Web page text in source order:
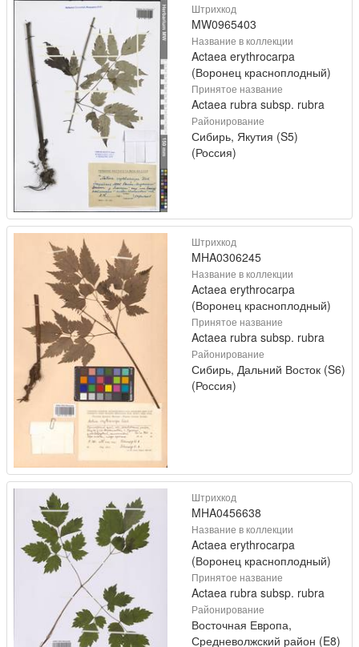
Штрихкод
MW0965403
Название в коллекции
Actaea erythrocarpa
(Воронец красноплодный)
Принятое название
Actaea rubra subsp. rubra
Районирование
Сибирь, Якутия (S5)
(Россия)
Штрихкод
MHA0306245
Название в коллекции
Actaea erythrocarpa
(Воронец красноплодный)
Принятое название
Actaea rubra subsp. rubra
Районирование
Сибирь, Дальний Восток (S6)
(Россия)
Штрихкод
MHA0456638
Название в коллекции
Actaea erythrocarpa
(Воронец красноплодный)
Принятое название
Actaea rubra subsp. rubra
Районирование
Восточная Европа,
Средневолжский район (E8)